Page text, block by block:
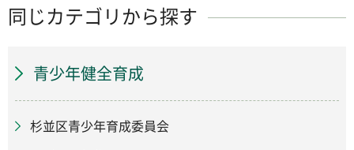
同じカテゴリから探す
青少年健全育成
杉並区青少年育成委員会